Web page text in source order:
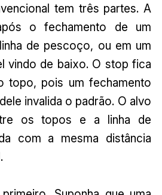
tem três partes. A
o fechamento de um
de pescoço, ou em um
vindo de baixo. O stop fica
topo, pois um fechamento
invalida o padrão. O alvo
os topos e a linha de
com a mesma distância